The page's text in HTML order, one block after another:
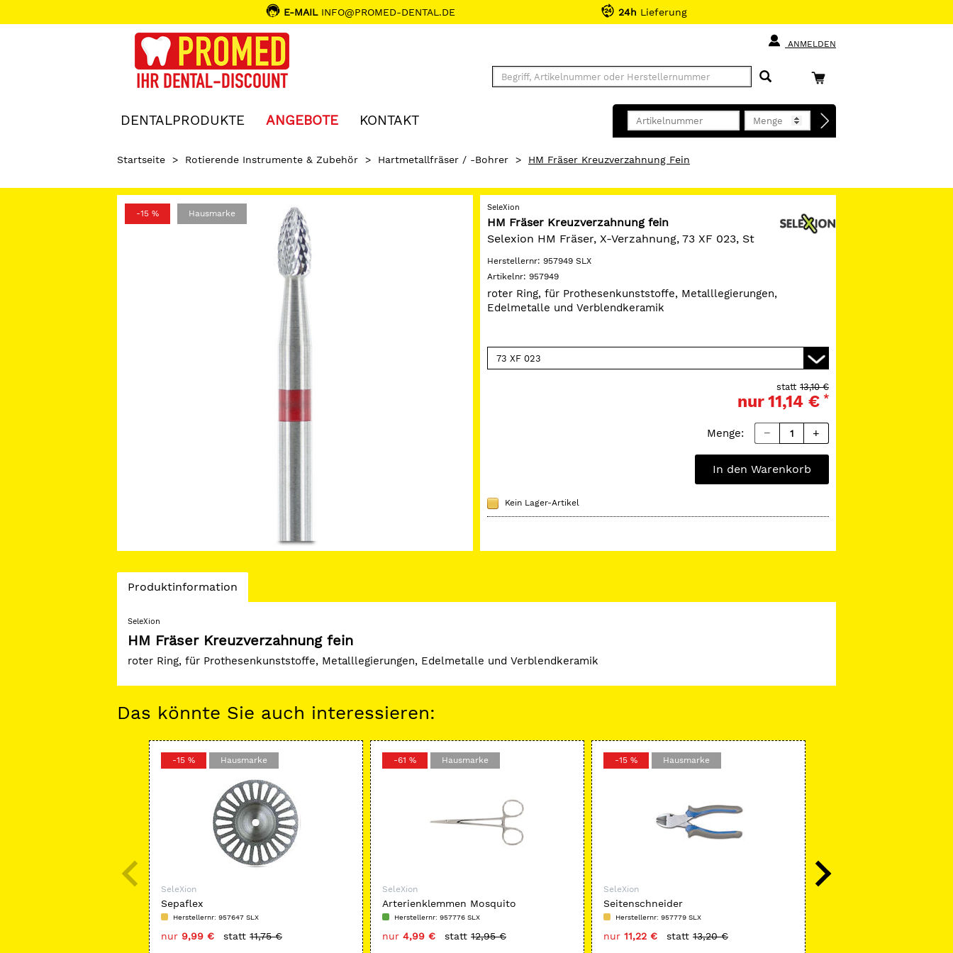
E-MAILINFO@PROMED-DENTAL.DE 24h Lieferung
ANMELDEN
DENTALPRODUKTE ANGEBOTE KONTAKT
Startseite > Rotierende Instrumente & Zubehör > Hartmetallfräser / -Bohrer > HM Fräser Kreuzverzahnung Fein
-15 % Hausmarke
SeleXion
HM Fräser Kreuzverzahnung fein
Selexion HM Fräser, X-Verzahnung, 73 XF 023, St
Herstellernr: 957949 SLX
Artikelnr: 957949
roter Ring, für Prothesenkunststoffe, Metalllegierungen,
Edelmetalle und Verblendkeramik
13,10 €
statt
nur11,14 € *
Menge:
In den Warenkorb
Kein Lager-Artikel
Current
Produktinformation
SeleXion
HM Fräser Kreuzverzahnung fein
roter Ring, für Prothesenkunststoffe, Metalllegierungen, Edelmetalle und Verblendkeramik
Das könnte Sie auch interessieren:
-15 % Hausmarke
SeleXion
Sepaflex
Herstellernr: 957647 SLX
nur 9,99 € statt 11,75 €
-61 % Hausmarke
SeleXion
Arterienklemmen Mosquito
Herstellernr: 957776 SLX
nur 4,99 € statt 12,95 €
-15 % Hausmarke
SeleXion
Seitenschneider
Herstellernr: 957779 SLX
nur 11,22 € statt 13,20 €